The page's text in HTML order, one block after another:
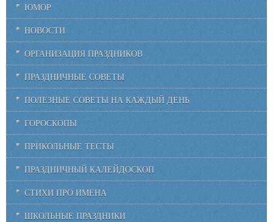
ЮМОР
НОВОСТИ
ОРГАНИЗАЦИЯ ПРАЗДНИКОВ
ПРАЗДНИЧНЫЕ СОВЕТЫ
ПОЛЕЗНЫЕ СОВЕТЫ НА КАЖДЫЙ ДЕНЬ
ГОРОСКОПЫ
ПРИКОЛЬНЫЕ ТЕСТЫ
ПРАЗДНИЧНЫЙ КАЛЕЙДОСКОП
СТИХИ ПРО ИМЕНА
ШКОЛЬНЫЕ ПРАЗДНИКИ